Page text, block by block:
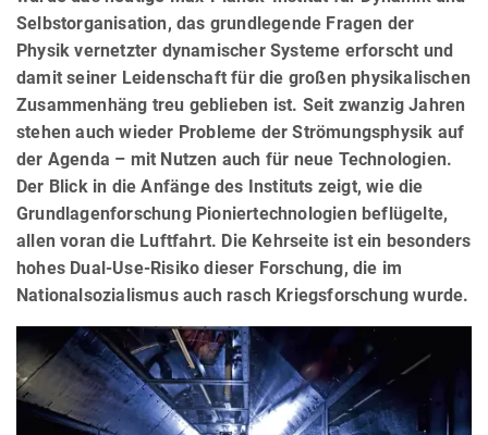
Selbstorganisation, das grundlegende Fragen der
Physik vernetzter dynamischer Systeme erforscht und
damit seiner Leidenschaft für die großen physikalischen
Zusammenhäng treu geblieben ist. Seit zwanzig Jahren
stehen auch wieder Probleme der Strömungsphysik auf
der Agenda – mit Nutzen auch für neue Technologien.
Der Blick in die Anfänge des Instituts zeigt, wie die
Grundlagenforschung Pioniertechnologien beflügelte,
allen voran die Luftfahrt. Die Kehrseite ist ein besonders
hohes Dual-Use-Risiko dieser Forschung, die im
Nationalsozialismus auch rasch Kriegsforschung wurde.